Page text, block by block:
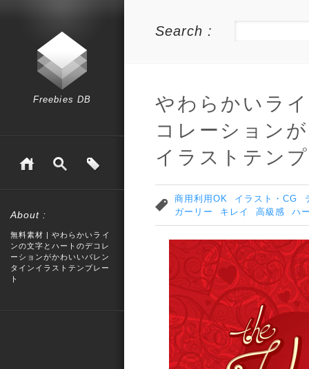
Freebies DB
About :
無料素材 | やわらかいライ
ンの文字とハートのデコレ
ーションがかわいいバレン
タインイラストテンプレー
ト
Search :
やわらかいラ
コレーション
イラストテン
商用利用OK イラスト・CG
ガーリー
キレイ 高級感 ハ